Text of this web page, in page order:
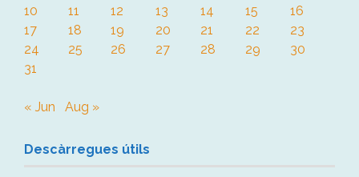
10
11 12 13 14 15
16
17
18 19 20 21 22
23
24
25 26 27 28 29
30
31
« Jun Aug »
Descàrregues útils